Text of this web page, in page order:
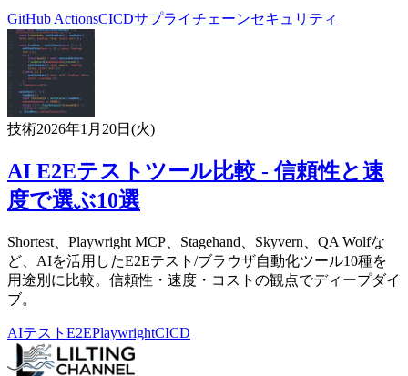
GitHub ActionsCICDサプライチェーンセキュリティ
技術2026年1月20日(火)
AI E2Eテストツール比較 - 信頼性と速
度で選ぶ10選
Shortest、Playwright MCP、Stagehand、Skyvern、QA Wolfな
ど、AIを活用したE2Eテスト/ブラウザ自動化ツール10種を
用途別に比較。信頼性・速度・コストの観点でディープダイ
ブ。
AIテスト E2EPlaywrightCICD